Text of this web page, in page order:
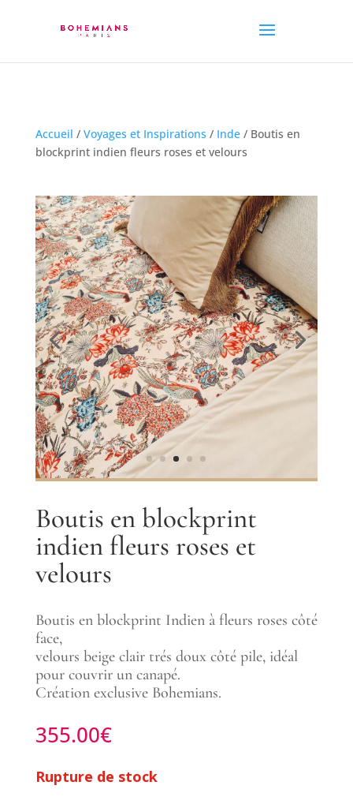
Accueil / Voyages et Inspirations / Inde/ Boutis en
blockprint indien fleurs roses et velours
Boutis en blockprint
indien fleurs roses et
velours
Boutis en blockprint Indien à fleurs roses côté
face,
velours beige clair trés doux côté pile, idéal
pour couvrir un canapé.
Création exclusive Bohemians.
355.00€
Rupture de stock